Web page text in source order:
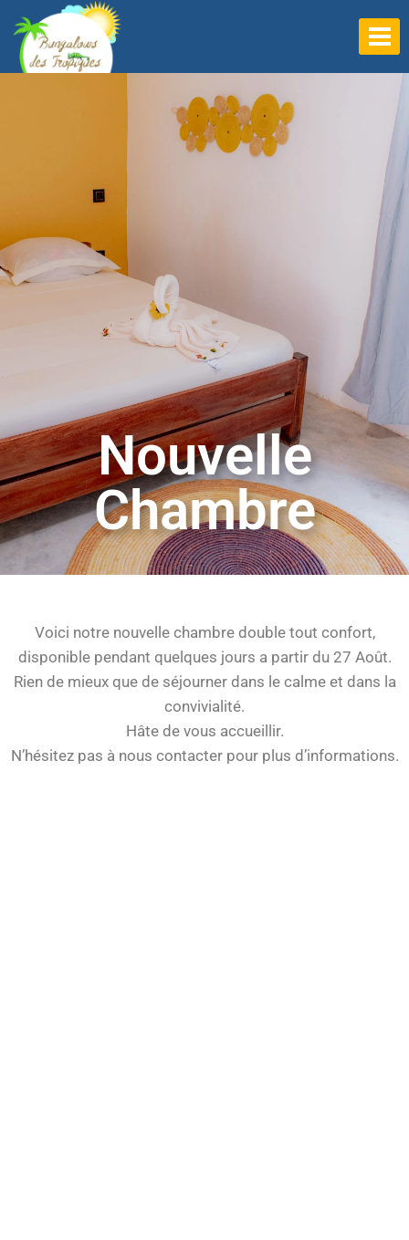
Nouvelle
Chambre
Voici notre nouvelle chambre double tout confort,
disponible pendant quelques jours a partir du 27 Août.
Rien de mieux que de séjourner dans le calme et dans la
convivialité.
Hâte de vous accueillir.
N’hésitez pas à nous contacter pour plus d’informations.